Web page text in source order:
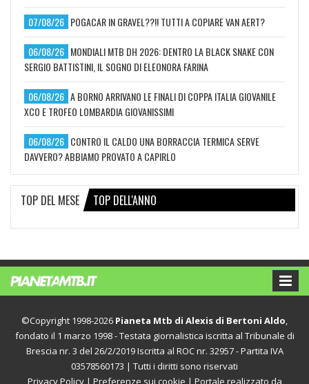
07/08/26 POGACAR IN GRAVEL??!! TUTTI A COPIARE VAN AERT?
06/08/26 MONDIALI MTB DH 2026: DENTRO LA BLACK SNAKE CON
SERGIO BATTISTINI, IL SOGNO DI ELEONORA FARINA
06/08/26 A BORNO ARRIVANO LE FINALI DI COPPA ITALIA GIOVANILE
XCO E TROFEO LOMBARDIA GIOVANISSIMI
06/08/26 CONTRO IL CALDO UNA BORRACCIA TERMICA SERVE
DAVVERO? ABBIAMO PROVATO A CAPIRLO
TOP DEL MESE TOP DELL'ANNO
©Copyright 1998-2026 Pianeta Mtb di Alexis di Bertoni Aldo
fondato il 1 marzo 1998 - Testata giornalistica iscritta al Tribunale di
Brescia nr. 3 del 26/2/2019 Iscritta al ROC nr. 32957 - Partita IVA
03578560173 | Tutti i diritti sono riservati
Privacy Policy| Preferenze sui cookie | Portale realizzato da